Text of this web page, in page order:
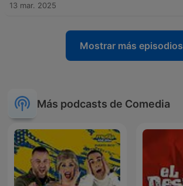
13 mar. 2025
Mostrar más episodios
Más podcasts de Comedia